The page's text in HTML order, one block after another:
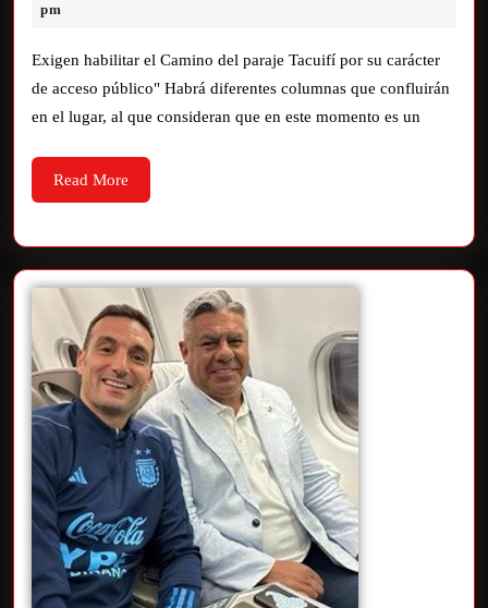
pm
Exigen habilitar el Camino del paraje Tacuifí por su carácter
de acceso público" Habrá diferentes columnas que confluirán
en el lugar, al que consideran que en este momento es un
Read More